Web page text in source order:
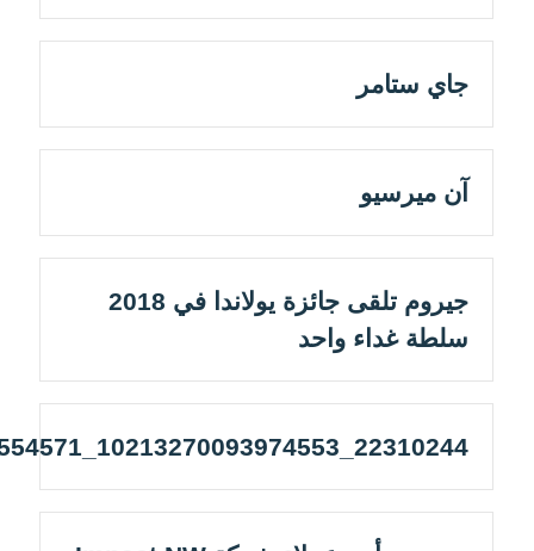
جاي ستامر
آن ميرسيو
جيروم تلقى جائزة يولاندا في 2018
سلطة غداء واحد
22310244_10213270093974553_280662490773554571_n